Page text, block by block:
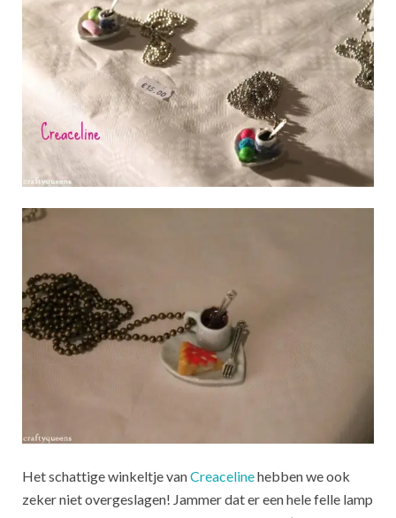
Het schattige winkeltje vanCreacelinehebben we ook
zeker niet overgeslagen! Jammer dat er een hele felle lamp